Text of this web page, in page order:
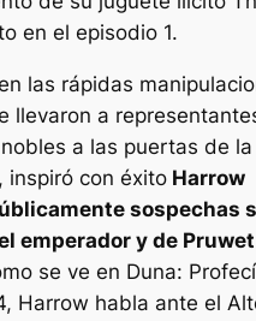
en el episodio 1.
las rápidas
llevaron a
a las puertas de la
inspiró con éxitoHarrow
sospechas
emperador y de Pruwet
se ve en Duna:
Harrow habla ante el